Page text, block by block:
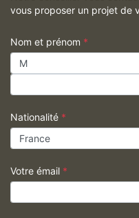
vous proposer un projet de
Nom et prénom *
Nationalité *
Votre émail *